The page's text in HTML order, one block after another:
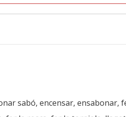
sabó, encensar, ensabonar,